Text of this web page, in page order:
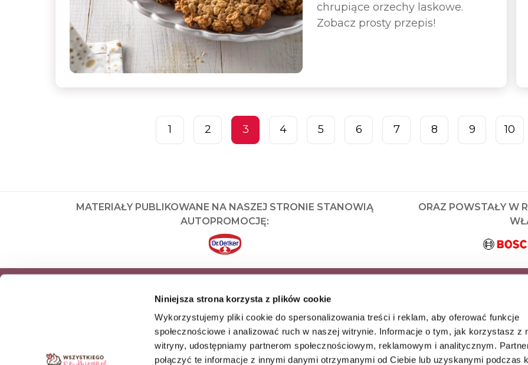
Niniejsza strona korzysta z plików cookie
Wykorzystujemy pliki cookie do spersonalizowania treści i reklam, aby oferować funkcje
społecznościowe i analizować ruch w naszej witrynie. Informacje o tym, jak korzystasz z
witryny, udostępniamy partnerom społecznościowym, reklamowym i analitycznym.
połączyć te informacje z innymi danymi otrzymanymi od Ciebie lub uzyskanymi podczas
chrupiące orzechy laskowe.
Zobacz prosty przepis!
1 2 3 4 5 6 7 8 9 10
MATERIAŁY PUBLIKOWANE NA NASZEJ STRONIE STANOWIĄ
AUTOPROMOCJĘ:
ORAZ POWSTAŁY W
ZAPISZ SIĘ DO NEWSLETTERA I ODKRYJ JAKO PIERWSZY
NASZE NAJNOWSZE PRODUKTY ORAZ WYJĄTKOWE
ZAPISZ SIĘ